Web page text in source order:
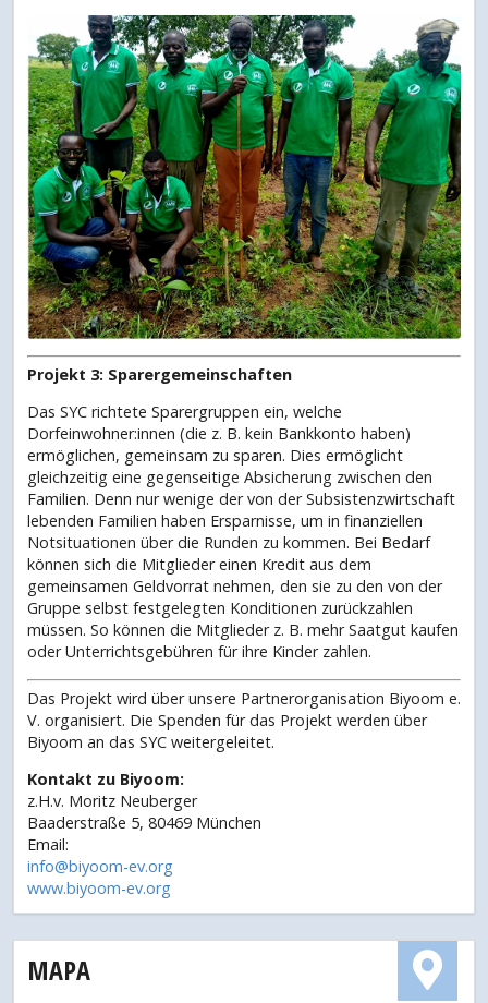
Projekt 3: Sparergemeinschaften
Das SYC richtete Sparergruppen ein, welche
Dorfeinwohner:innen (die z. B. kein Bankkonto haben)
ermöglichen, gemeinsam zu sparen. Dies ermöglicht
gleichzeitig eine gegenseitige Absicherung zwischen den
Familien. Denn nur wenige der von der Subsistenzwirtschaft
lebenden Familien haben Ersparnisse, um in finanziellen
Notsituationen über die Runden zu kommen. Bei Bedarf
können sich die Mitglieder einen Kredit aus dem
gemeinsamen Geldvorrat nehmen, den sie zu den von der
Gruppe selbst festgelegten Konditionen zurückzahlen
müssen. So können die Mitglieder z. B. mehr Saatgut kaufen
oder Unterrichtsgebühren für ihre Kinder zahlen.
Das Projekt wird über unsere Partnerorganisation Biyoom e.
V. organisiert. Die Spenden für das Projekt werden über
Biyoom an das SYC weitergeleitet.
Kontakt zu Biyoom:
z.H.v. Moritz Neuberger
Baaderstraße 5, 80469 München
Email:
info@biyoom-ev.org
www.biyoom-ev.org
MAPA